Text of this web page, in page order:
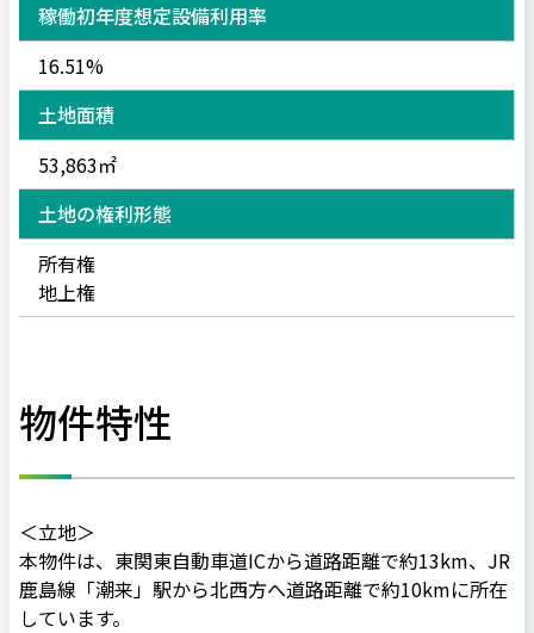
稼働初年度想定設備利用率
16.51%
土地面積
53,863㎡
土地の権利形態
所有権
地上権
物件特性
＜立地＞
本物件は、東関東自動車道ICから道路距離で約13km、JR
鹿島線「潮来」駅から北西方へ道路距離で約10kmに所在
しています。